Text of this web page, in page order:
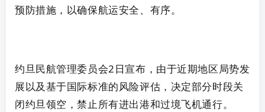
预防措施，以确保航运安全、有序。
约旦民航管理委员会2日宣布，由于近期地区局势发
展以及基于国际标准的风险评估，决定部分时段关
闭约旦领空，禁止所有进出港和过境飞机通行。